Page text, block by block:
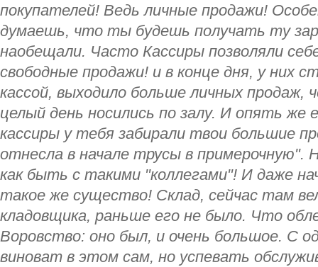
покупателей! Ведь личные продажи!
думаешь, что ты будешь получать ту
наобещали. Часто Кассиры позволяли
свободные продажи! и в конце дня, у них
кассой, выходило больше личных продаж,
целый день носились по залу. И опять же
кассиры у тебя забирали твои большие
отнесла в начале трусы в
как быть с такими "коллегами"! И даже
такое же существо! Склад, сейчас там
кладовщика, раньше его не было. Что
Воровство: оно был, и очень большое. С
виноват в этом сам, но успевать